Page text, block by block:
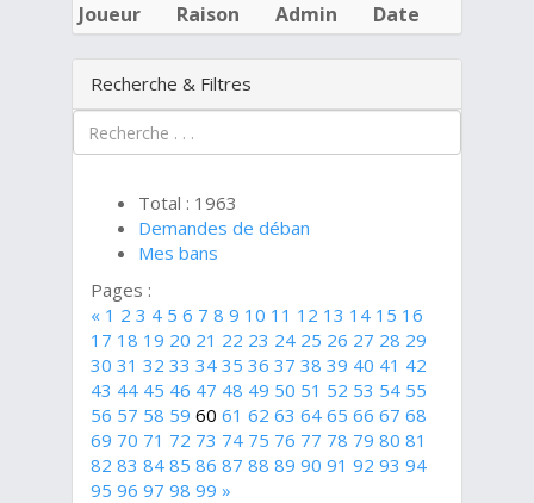
Joueur Raison Admin Date
Recherche & Filtres
Total : 1963
Demandes de déban
Mes bans
Pages :
« 1 2 3 4 5 6 7 8 9 10 11 12 13 14 15 16
17 18 19 20 21 22 23 24 25 26 27 28 29
30 31 32 33 34 35 36 37 38 39 40 41 42
43 44 45 46 47 48 49 50 51 52 53 54 55
56 57 58 59 60 61 62 63 64 65 66 67 68
69 70 71 72 73 74 75 76 77 78 79 80 81
82 83 84 85 86 87 88 89 90 91 92 93 94
95 96 97 98 99 »